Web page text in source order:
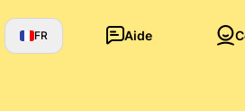
FR Aide